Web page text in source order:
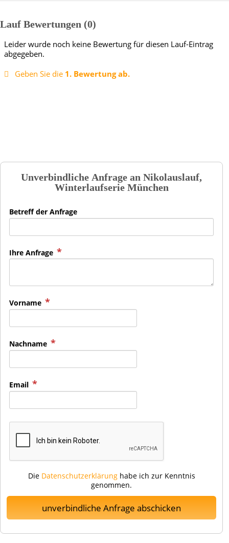
Lauf Bewertungen 0
Leider wurde noch keine Bewertung für diesen Lauf-Eintrag
abgegeben.
Geben Sie die 1. Bewertung ab.
Unverbindliche Anfrage an Nikolauslauf,
Winterlaufserie München
Betreff der Anfrage
Ihre Anfrage
Vorname
Nachname
Email
Die Datenschutzerklärunghabe ich zur Kenntnis
genommen.
unverbindliche Anfrage abschicken